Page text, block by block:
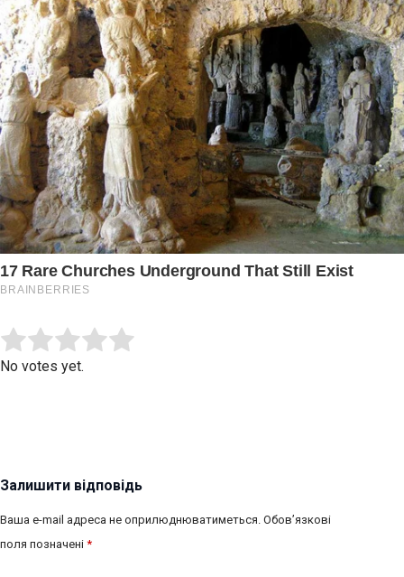
Rate this item:
No votes yet.
Залишити відповідь
Ваша e-mail адреса не оприлюднюватиметься. Обов’язкові
поля позначені *